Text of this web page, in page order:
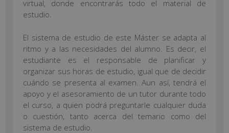
virtual, donde encontrarás todo el material de
estudio.
El sistema de estudio de este Máster se adapta al
ritmo y a las necesidades del alumno. Es decir, el
estudiante es el responsable de planificar y
organizar sus horas de estudio, igual que de decidir
cuándo se presenta al examen. Aun así, tendrá el
apoyo y el asesoramiento de un tutor durante todo
el curso, a quien podrá preguntarle cualquier duda
o cuestión, tanto acerca del temario como del
sistema de estudio.